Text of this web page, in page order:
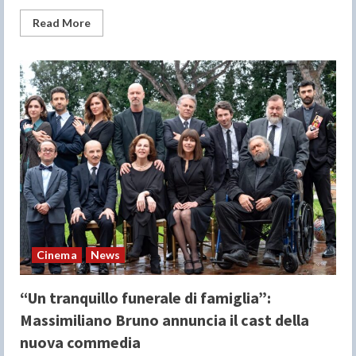
Read MoreRead
more
Johansson,
Adam
Driver
e
Miles
Teller
arrivano
a
Cannes
con
Paper
Tiger
Cinema News
“Un tranquillo funerale di famiglia”:
Massimiliano Bruno annuncia il cast della
nuova commedia